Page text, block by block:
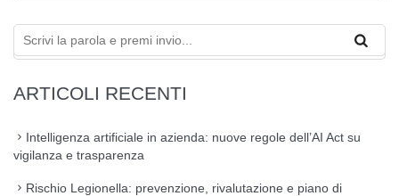
ARTICOLI RECENTI
Intelligenza artificiale in azienda: nuove regole dell’AI Act su
vigilanza e trasparenza
Rischio Legionella: prevenzione, rivalutazione e piano di